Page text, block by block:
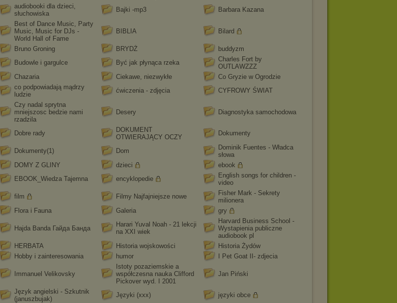
audiobooki dla dzieci,
słuchowiska
Bajki -mp3
Barbara Kazana
Best of Dance Music, Party
Music, Music for DJs -
World Hall of Fame
BIBLIA Bilard
Bruno Groning BRYDŻ
buddyzm
Budowle i gargulce
Być jak płynąca rzeka
Charles Fort by
OUTLAWZZZ
Chazaria
Ciekawe, niezwykłe
Co Gryzie w Ogrodzie
co podpowiadają mądrzy
ludzie
ćwiczenia - zdjęcia
CYFROWY ŚWIAT
Czy nadal sprytna
mniejszosc bedzie nami
rzadzila
Desery Diagnostyka samochodowa
Dobre rady
DOKUMENT
OTWIERAJĄCY OCZY
Dokumenty
Dokumenty(1) Dom
Dominik Fuentes - Władca
słowa
DOMY Z GLINY
dzieci
ebook
EBOOK_Wiedza Tajemna
encyklopedie
English songs for children -
video
film
Filmy Najfajniejsze nowe
Fisher Mark - Sekrety
milionera
Flora i Fauna
Galeria gry
Hajda Banda Гайда Банда
Harari Yuval Noah - 21 lekcji
na XXI wiek
Harvard Business School -
Wystapienia publiczne
audiobook pl
HERBATA
Historia wojskowości
Historia Żydów
Hobby i zainteresowania
humor I Pet Goat II- zdjecia
Immanuel Velikovsky
Istoty pozaziemskie a
współczesna nauka Clifford
Pickover wyd. I 2001
Jan Piński
Język angielski - Szkutnik
(januszbujak)
Języki (xxx) języki obce